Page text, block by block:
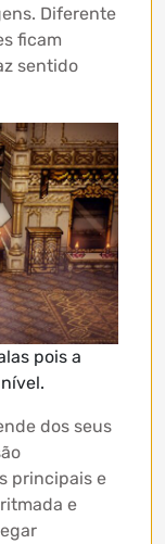
Diferente
ficam
sentido
pois a
dos seus
principais e
e